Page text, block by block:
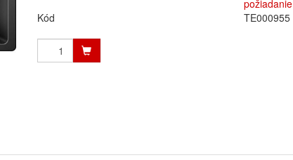
požiadanie
Kód
TE000955